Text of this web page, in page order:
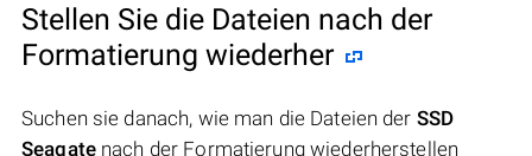
Stellen Sie die Dateien nach der
Formatierung wiederher
Suchen sie danach, wie man die Dateien der SSD
Seagatenach der Formatierung wiederherstellen